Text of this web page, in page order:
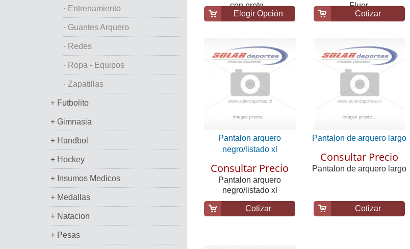
· Entrenamiento
· Guantes Arquero
· Redes
· Ropa - Equipos
· Zapatillas
+ Futbolito
+ Gimnasia
+ Handbol
+ Hockey
+ Insumos Medicos
+ Medallas
+ Natacion
+ Pesas
con prote...
Elegir Opción
Fluor.
Cotizar
Pantalon arquero
negro/listado xl
Consultar Precio
Pantalon arquero
negro/listado xl
Cotizar
Pantalon de arquero largo
Consultar Precio
Pantalon de arquero largo
Cotizar